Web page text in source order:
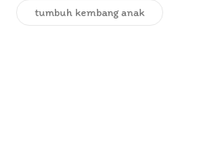
tumbuh kembang anak